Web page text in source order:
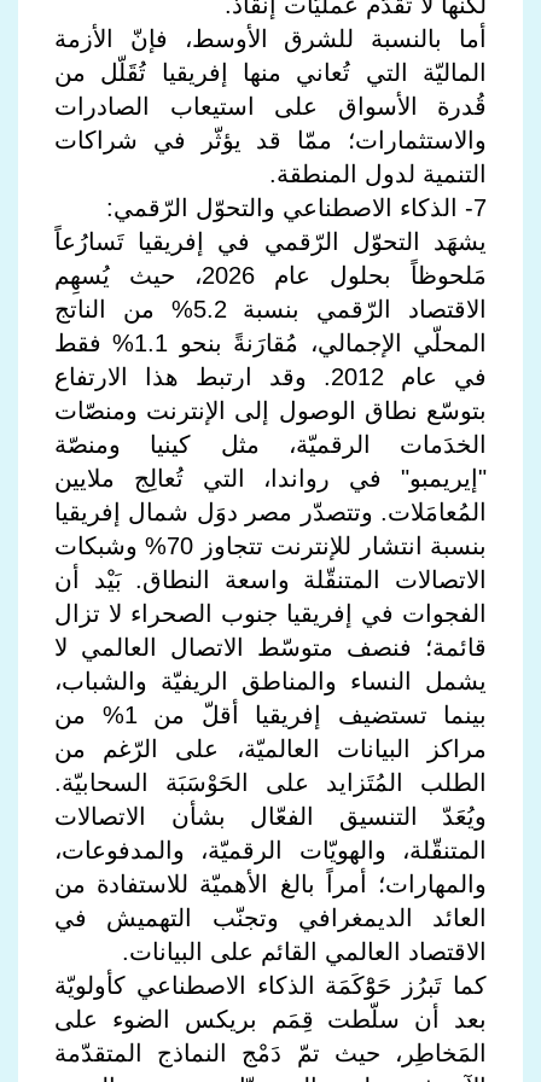
أما بالنسبة للشرق الأوسط، فإنّ الأزمة
الماليّة التي تُعاني منها إفريقيا تُقَلّل من
قُدرة الأسواق على استيعاب الصادرات
والاستثمارات؛ ممّا قد يؤثّر في شراكات
التنمية لدول المنطقة.
7- الذكاء الاصطناعي والتحوّل الرّقمي:
يشهَد التحوّل الرّقمي في إفريقيا تَسارُعاً
مَلحوظاً بحلول عام 2026، حيث يُسهِم
الاقتصاد الرّقمي بنسبة 5.2% من الناتج
المحلّي الإجمالي، مُقارَنةً بنحو 1.1% فقط
في عام 2012. وقد ارتبط هذا الارتفاع
بتوسّع نطاق الوصول إلى الإنترنت ومنصّات
الخدَمات الرقميّة، مثل كينيا ومنصّة
"إيريمبو" في رواندا، التي تُعالِج ملايين
المُعامَلات. وتتصدّر مصر دوَل شمال إفريقيا
بنسبة انتشار للإنترنت تتجاوز 70% وشبكات
الاتصالات المتنقّلة واسعة النطاق. بَيْد أن
الفجوات في إفريقيا جنوب الصحراء لا تزال
قائمة؛ فنصف متوسّط الاتصال العالمي لا
يشمل النساء والمناطق الريفيّة والشباب،
بينما تستضيف إفريقيا أقلّ من 1% من
مراكز البيانات العالميّة، على الرّغم من
الطلب المُتَزايد على الحَوْسَبَة السحابيّة.
ويُعَدّ التنسيق الفعّال بشأن الاتصالات
المتنقّلة، والهويّات الرقميّة، والمدفوعات،
والمهارات؛ أمراً بالغ الأهميّة للاستفادة من
العائد الديمغرافي وتجنّب التهميش في
الاقتصاد العالمي القائم على البيانات.
كما تَبرُز حَوَْكَمَة الذكاء الاصطناعي كأولويّة
بعد أن سلّطت قِمَم بريكس الضوء على
المَخاطِر، حيث تمّ دَمْج النماذج المتقدّمة